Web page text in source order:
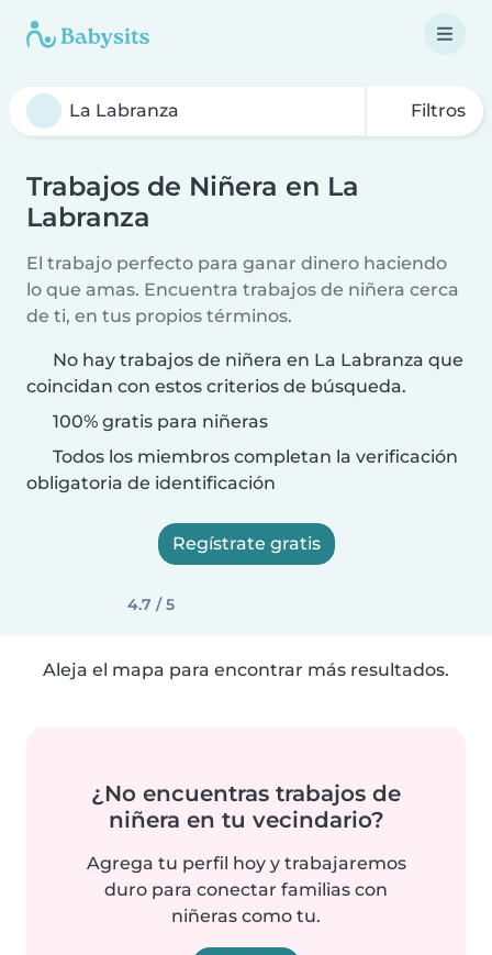
Filtros
Trabajos de Niñera en La
Labranza
El trabajo perfecto para ganar dinero haciendo
lo que amas. Encuentra trabajos de niñera cerca
de ti, en tus propios términos.
No hay trabajos de niñera en La Labranza que
coincidan con estos criterios de búsqueda.
100% gratis para niñeras
Todos los miembros completan la verificación
obligatoria de identificación
Regístrate gratis
4.7 / 5
Aleja el mapa para encontrar más resultados.
¿No encuentras trabajos de
niñera en tu vecindario?
Agrega tu perfil hoy y trabajaremos
duro para conectar familias con
niñeras como tu.